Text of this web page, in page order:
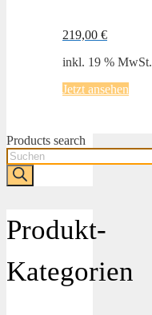
219,00 €
inkl. 19 % MwSt.
Jetzt ansehen
Products search
Produkt-
Kategorien